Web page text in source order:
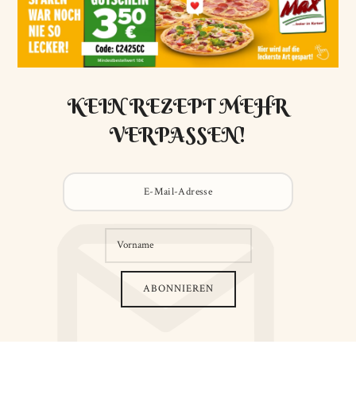
KEIN REZEPT MEHR
VERPASSEN!